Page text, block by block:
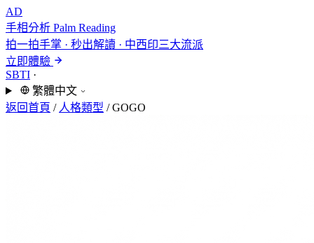
AD
手相分析 Palm Reading
拍一拍手掌 · 秒出解讀 · 中西印三大流派
立即體驗
SBTI ·
繁體中文
返回首頁 / 人格類型 / GOGO